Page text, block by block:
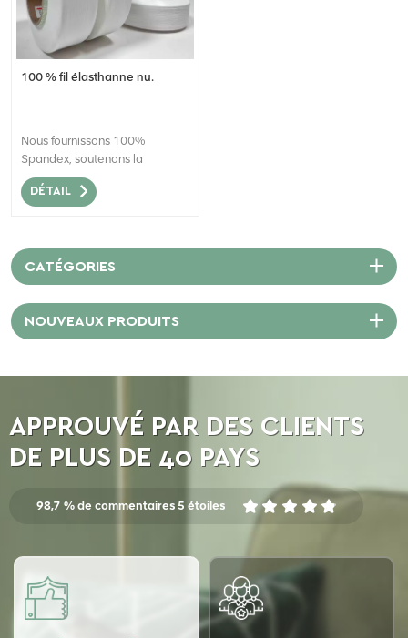
100 % fil élasthanne nu.
Nous fournissons 100%
Spandex, soutenons la
commande en gros.
DÉTAIL
CATÉGORIES
NOUVEAUX PRODUITS
APPROUVÉ PAR DES CLIENTS
DE PLUS DE 40 PAYS
98,7 % de commentaires 5 étoiles